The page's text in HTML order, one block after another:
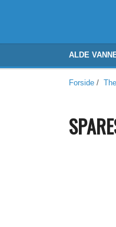
ALDE
Forside /